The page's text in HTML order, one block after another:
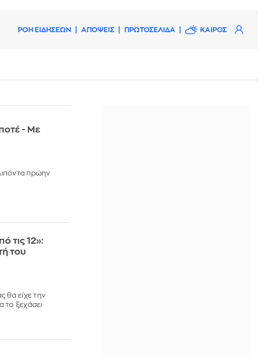
ΡΟΗ ΕΙΔΗΣΕΩΝ ΑΠΟΨΕΙΣ ΠΡΩΤΟΣΕΛΙΔΑ ΚΑΙΡΟΣ
- Με
πρώην
τις 12»:
του
θα είχε την
το ξεχάσει